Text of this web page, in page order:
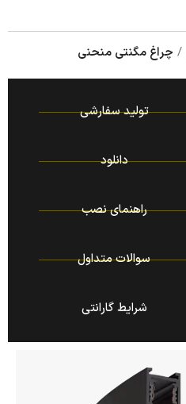
چراغ مگنتی منحنی
تولید سفارشی
دانلود
راهنمای نصب
سوالات متداول
شرایط گارانتی